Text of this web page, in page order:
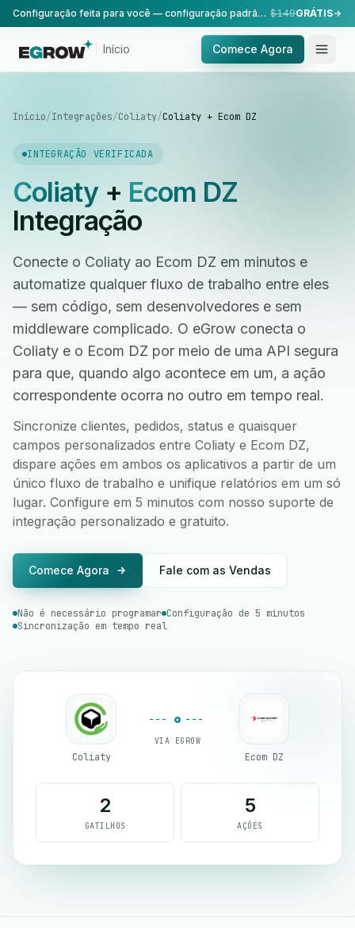
Configuração feita para você — configuração padrão, realizada pela nossa equipe. $149GRÁTIS
Início Comece Agora
Início/Integrações/Coliaty/Coliaty + Ecom DZ
INTEGRAÇÃO VERIFICADA
Coliaty+ Ecom DZ
Integração
Conecte o Coliaty ao Ecom DZ em minutos e
automatize qualquer fluxo de trabalho entre eles
— sem código, sem desenvolvedores e sem
middleware complicado. O eGrow conecta o
Coliaty e o Ecom DZ por meio de uma API segura
para que, quando algo acontece em um, a ação
correspondente ocorra no outro em tempo real.
Sincronize clientes, pedidos, status e quaisquer
campos personalizados entre Coliaty e Ecom DZ,
dispare ações em ambos os aplicativos a partir de um
único fluxo de trabalho e unifique relatórios em um só
lugar. Configure em 5 minutos com nosso suporte de
integração personalizado e gratuito.
Comece Agora Fale com as Vendas
Não é necessário programar Configuração de 5 minutos
Sincronização em tempo real
Coliaty
VIA EGROW
Ecom DZ
2
GATILHOS
5
AÇÕES